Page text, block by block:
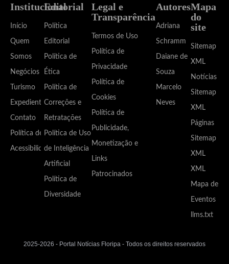
Institucional
Início
Quem
Somos
Negócios
Turismo
Expediente
Contato
Política de
Acessibilidade
Editorial
Política
Editorial
Política de
Ética
Política de
Correções e
Retratações
Política de Uso
de Inteligência
Artificial
Política de
Diversidade
Legal e
Transparência
Termos de Uso
Política de
Privacidade
Política de
Cookies
Política de
Publicidade,
Monetização e
Links
Patrocinados
Autores
Adriana
Schramm
Daiane de
Souza
Marcelo
Neves
Mapa
do
site
Sitemap
XML
Notícias
Sitemap
XML
Páginas
Sitemap
XML
XML
Mapa de
Eventos
llms.txt
2025-2026 - Portal Notícias Floripa - Todos os direitos reservados